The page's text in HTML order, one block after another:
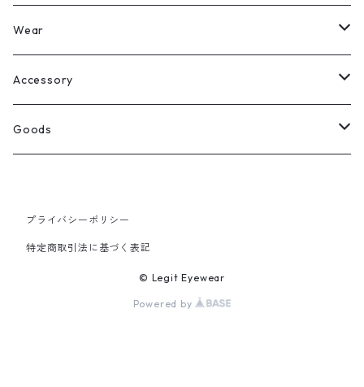
Legit Eyewear
Select
ボストン
ウェリントン
スクエア
ラウンド
Wear
All
Tee
Sewat
Accessory
Ring
Silver
Bracelet
Goods
Cap
プライバシーポリシー
特定商取引法に基づく表記
© Legit Eyewear
Powered by